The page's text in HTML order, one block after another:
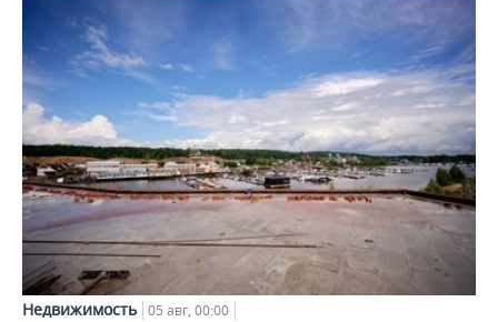
Недвижимость 05 авг, 00:00